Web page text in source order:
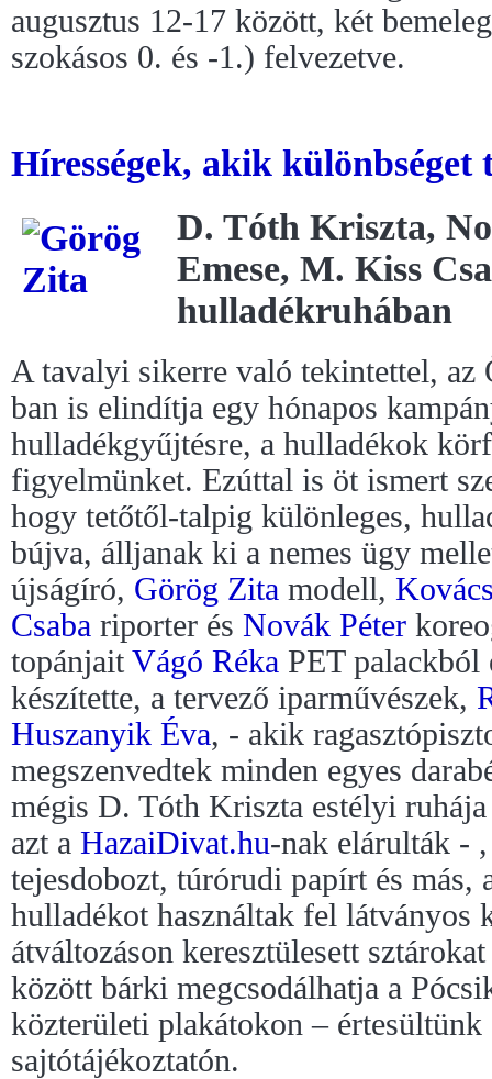
augusztus 12-17 között, két
szokásos 0. és -1.) felvezetve.
Hírességek, akik különbséget
D. Tóth Kriszta,
Emese, M. Kiss
hulladékruhában
A tavalyi sikerre való tekintettel,
ban is elindítja egy hónapos
hulladékgyűjtésre, a hulladékok
figyelmünket. Ezúttal is öt ismert
hogy tetőtől-talpig különleges,
bújva, álljanak ki a nemes ügy
újságíró, Görög Zita modell,
Csaba riporter és Novák Péter
topánjaitVágó Réka PET palackból
készítette, a tervező iparművészek,
Huszanyik Éva, - akik
megszenvedtek minden egyes
mégis D. Tóth Kriszta estélyi
azt a HazaiDivat.hu-nak elárulták -
tejesdobozt, túrórudi papírt és más,
hulladékot használtak fel látványos
átváltozáson keresztülesett
között bárki megcsodálhatja a
közterületi plakátokon –
sajtótájékoztatón.